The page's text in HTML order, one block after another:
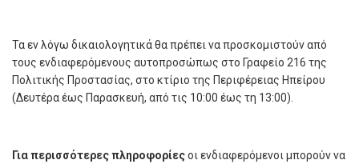
Τα εν λόγω δικαιολογητικά θα πρέπει να προσκομιστούν από
τους ενδιαφερόμενους αυτοπροσώπως στo Γραφείο 216 της
Πολιτικής Προστασίας, στο κτίριο της Περιφέρειας Ηπείρου
(Δευτέρα έως Παρασκευή, από τις 10:00 έως τη 13:00).
Για περισσότερες πληροφορίεςοι ενδιαφερόμενοι μπορούν να